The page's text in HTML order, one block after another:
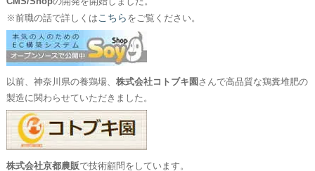
※前職の話で詳しくは こちら をご覧ください。
以前、神奈川県の養鶏場、 株式会社コトブキ園 さんで高品質な鶏糞堆肥の
製造に関わらせていただきました。
株式会社京都農販で技術顧問をしています。